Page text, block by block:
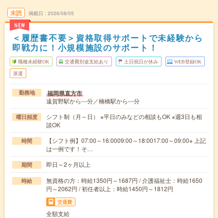
未読
NEW
掲載日 2026/08/05
＜履歴書不要＞資格取得サポートで未経験から
即戦力に！小規模施設のサポート！
職種未経験OK 交通費別途支給あり 土日祝日が休み WEB登録OK
派遣
勤務地 福岡県直方市
遠賀野駅から---分／楠橋駅から---分
曜日頻度
シフト制（月～日） ※平日のみなどの相談もOK ※週3日も相
談OK
時間
【シフト例】07:00～16:0009:00～18:0017:00～09:00※ 上記
は一例です！そ…
期間 即日～2ヶ月以上
時給
無資格の方：時給1350円～1687円 / 介護福祉士：時給1650
円～2062円 / 初任者以上：時給1450円～1812円
交通費
全額支給